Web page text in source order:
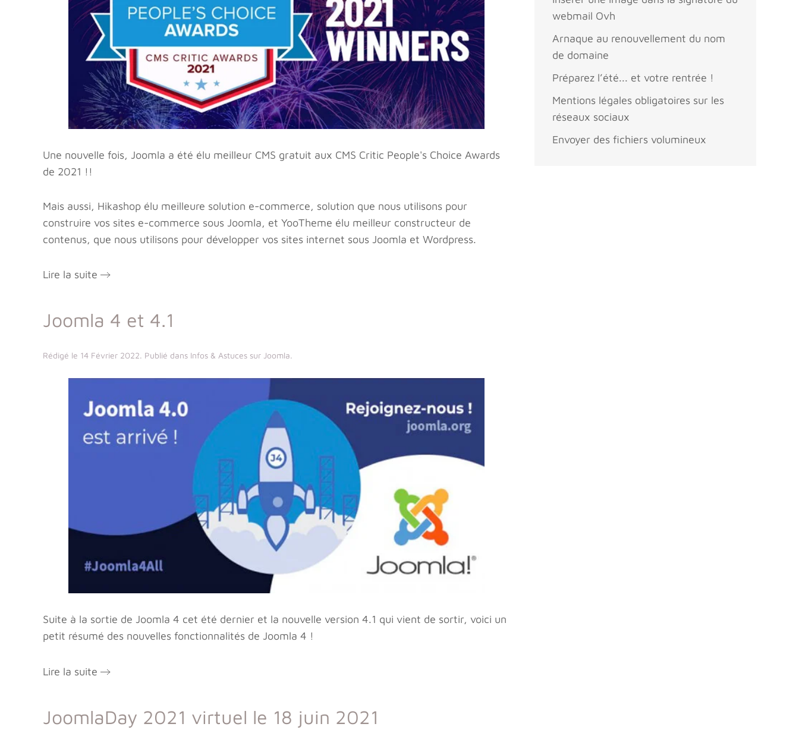
Une nouvelle fois, Joomla a été élu meilleur CMS gratuit aux CMS Critic People's Choice Awards
de 2021 !!
Mais aussi, Hikashop élu meilleure solution e-commerce, solution que nous utilisons pour
construire vos sites e-commerce sous Joomla, et YooTheme élu meilleur constructeur de
contenus, que nous utilisons pour développer vos sites internet sous Joomla et Wordpress.
Lire la suite
Joomla 4 et 4.1
Rédigé le 14 Février 2022. Publié dans Infos & Astuces sur Joomla.
Suite à la sortie de Joomla 4 cet été dernier et la nouvelle version 4.1 qui vient de sortir, voici un
petit résumé des nouvelles fonctionnalités de Joomla 4 !
Lire la suite
JoomlaDay 2021 virtuel le 18 juin 2021
webmail Ovh
Arnaque au renouvellement du nom
de domaine
Préparez l’été... et votre rentrée !
Mentions légales obligatoires sur les
réseaux sociaux
Envoyer des fichiers volumineux